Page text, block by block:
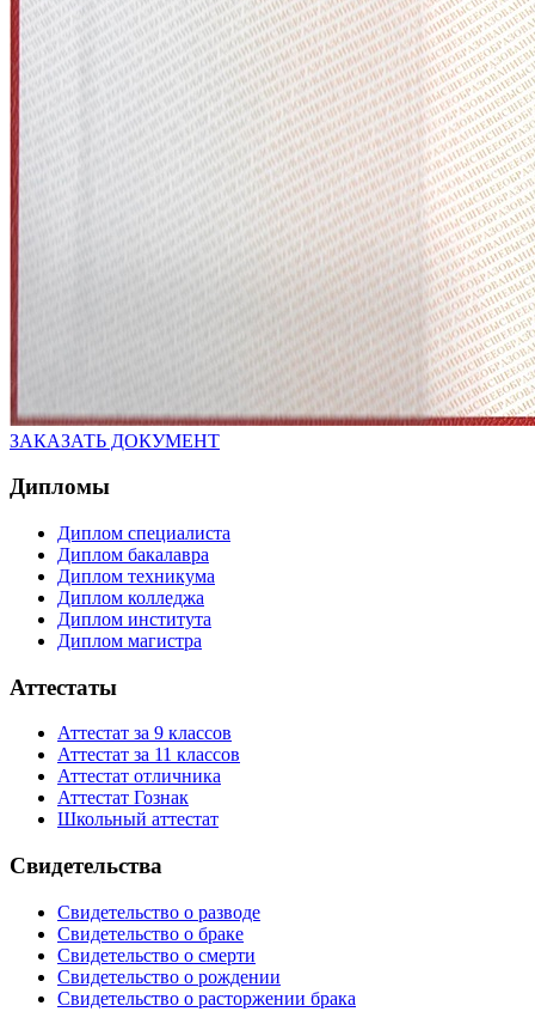
ЗАКАЗАТЬ ДОКУМЕНТ
Дипломы
Диплом специалиста
Диплом бакалавра
Диплом техникума
Диплом колледжа
Диплом института
Диплом магистра
Аттестаты
Аттестат за 9 классов
Аттестат за 11 классов
Аттестат отличника
Аттестат Гознак
Школьный аттестат
Свидетельства
Свидетельство о разводе
Свидетельство о браке
Свидетельство о смерти
Свидетельство о рождении
Свидетельство о расторжении брака